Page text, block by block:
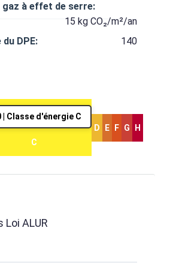
gaz à effet de serre:
15 kg CO₂/m²/an
DPE:
140
| Classe d'énergie C
C
D E F G H
ALUR